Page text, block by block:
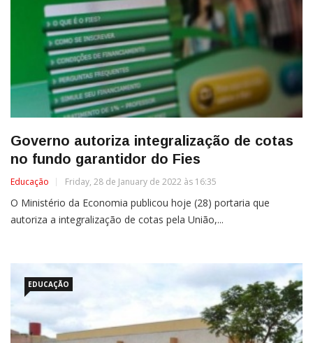
Governo autoriza integralização de cotas
no fundo garantidor do Fies
Educação Friday, 28 de January de 2022 às 16:35
O Ministério da Economia publicou hoje (28) portaria que
autoriza a integralização de cotas pela União,...
EDUCAÇÃO